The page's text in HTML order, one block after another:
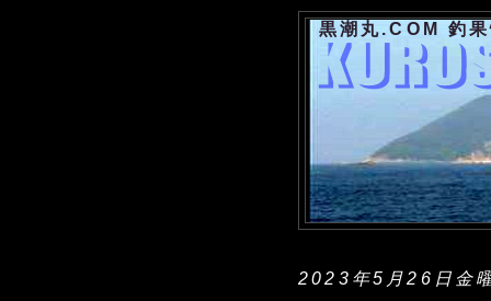
黒潮丸.COM 釣
2023年5月26日金